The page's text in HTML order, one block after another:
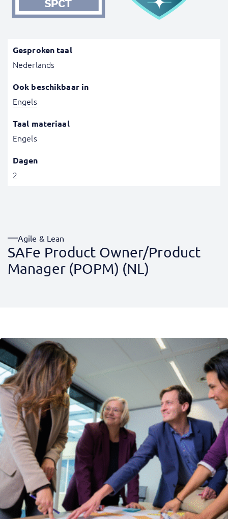
Gesproken taal
Nederlands
Ook beschikbaar in
Engels
Taal materiaal
Engels
Dagen
2
Agile & Lean
SAFe Product Owner/Product
Manager (POPM) (NL)